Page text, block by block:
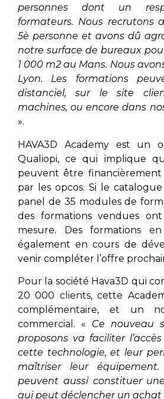
personnes dont un
formateurs. Nous recrutons
5è personne et avons dû
notre surface de bureaux
1 000 m2 au Mans. Nous
Lyon. Les formations
distanciel, sur le site
machines, ou encore dans
».
HAVA3D Academy est un
Qualiopi, ce qui implique
peuvent être financièrement
par les opcos. Si le
panel de 35 modules de
des formations vendues
mesure. Des formations
également en cours de
venir compléter l’offre
Pour la société Hava3D qui
20 000 clients, cette
complémentaire, et un
commercial. « Ce nouveau
proposons va faciliter
cette technologie, et leur
maîtriser leur
peuvent aussi constituer
qui peut déclencher un achat